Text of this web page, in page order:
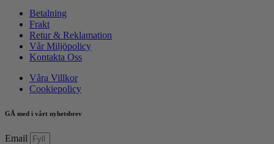
Betalning
Frakt
Retur & Reklamation
Vår Miljöpolicy
Kontakta Oss
Våra Villkor
Cookiepolicy
GÅ med i vårt nyhetsbrev
Email